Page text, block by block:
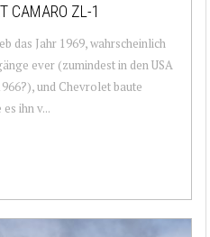
CAMARO ZL-1
das Jahr 1969, wahrscheinlich
ever (zumindest in den USA
und Chevrolet baute
ihn v...